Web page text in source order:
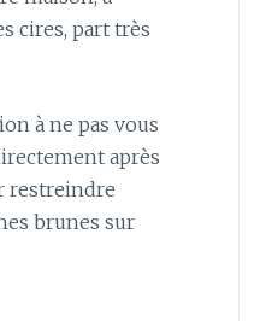
cires, part très
à ne pas vous
après
restreindre
brunes sur